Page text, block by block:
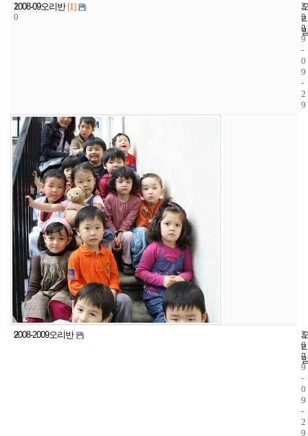
1
0
2008-09오리반 [1]
2
5
2
2
0
0
9
-
0
9
-
2
9
9
2008-2009오리반
2
6
7
2
0
0
9
-
0
9
-
2
9